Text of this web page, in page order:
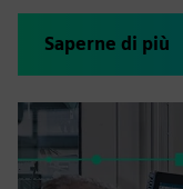
Saperne di più